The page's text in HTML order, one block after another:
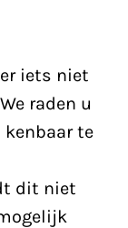
iets niet
raden u
te
dit niet